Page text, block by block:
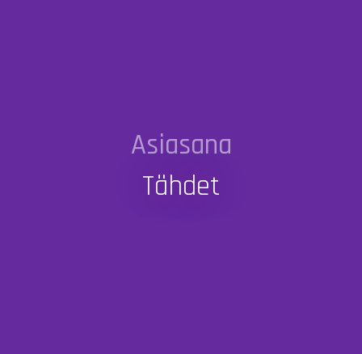
Asiasana
Tähdet